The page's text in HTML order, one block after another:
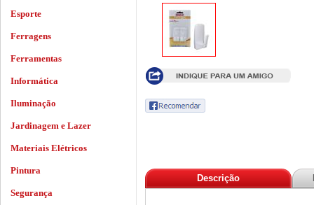
Descrição
Esporte
Ferragens
Ferramentas
Informática
Iluminação
Jardinagem e Lazer
Materiais Elétricos
Pintura
Segurança